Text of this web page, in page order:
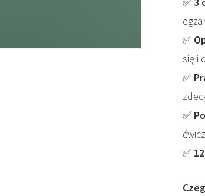
✅
się i
✅
✅
✅